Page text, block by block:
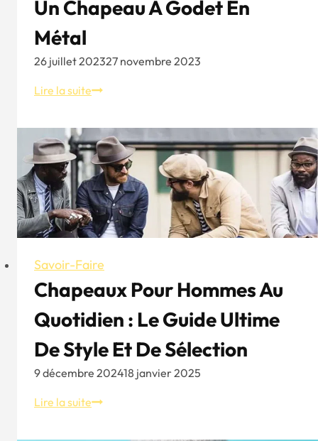
Un Chapeau À Godet En
Métal
26 juillet 202327 novembre 2023
Lire la suiteUn
à
godet
en
métal
Savoir-Faire
Chapeaux Pour Hommes Au
Quotidien : Le Guide Ultime
De Style Et De Sélection
9 décembre 202418 janvier 2025
Lire la suiteChapeaux
hommes